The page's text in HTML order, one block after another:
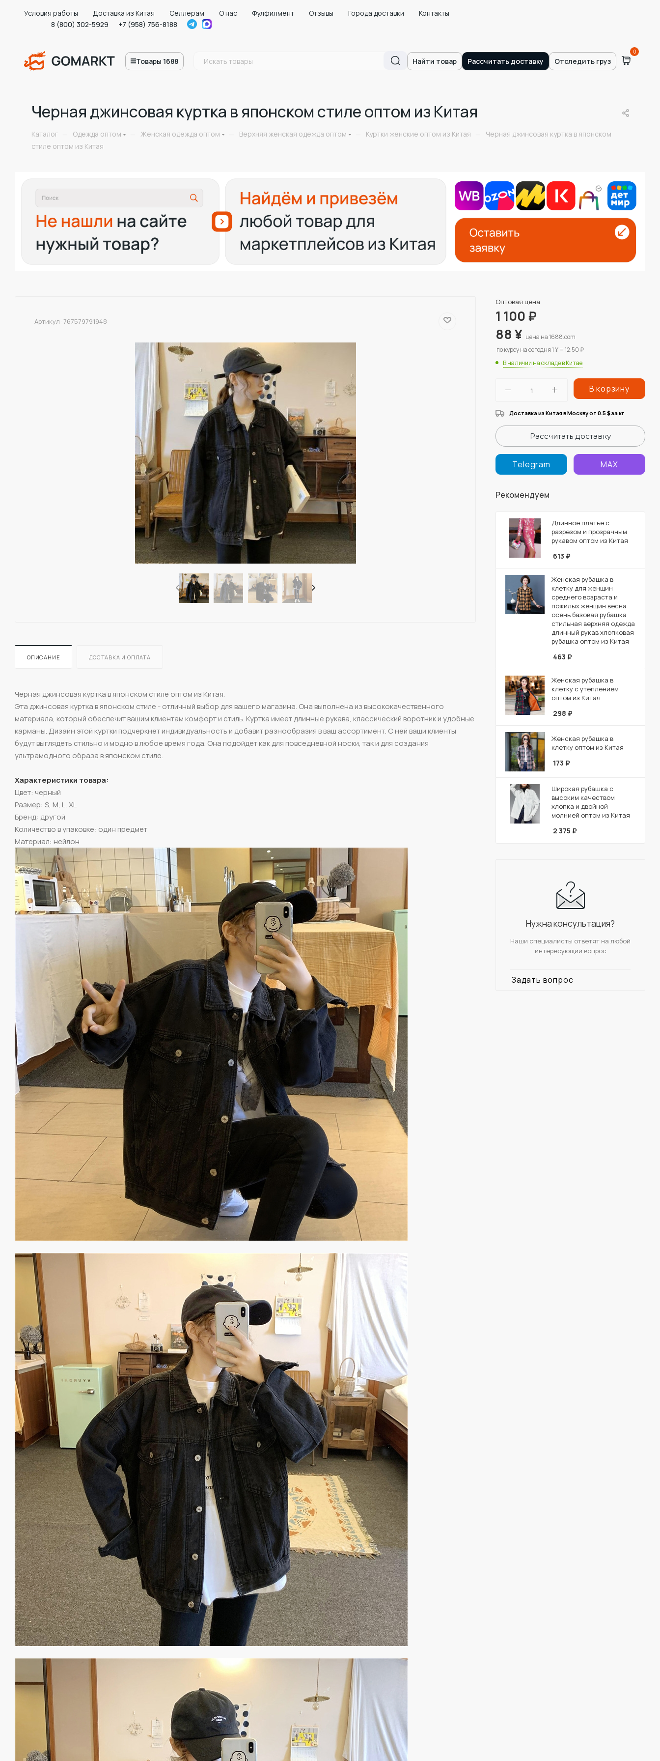
Условия работы Доставка из Китая Селлерам О нас Фулфилмент Отзывы Города доставки
Контакты
8 (800) 302-5929
+7 (958) 756-8188
Товары 1688 Найти товар Рассчитать доставку Отследить груз
0
Черная джинсовая куртка в японском стиле оптом из Китая
Каталог — Одежда оптом — Женская одежда оптом — Верхняя женская одежда оптом — Куртки женские оптом из Китая —
Черная джинсовая куртка в японском
стиле оптом из Китая
Артикул: 767579791948
ОПИСАНИЕ ДОСТАВКА И ОПЛАТА
Черная джинсовая куртка в японском стиле оптом из Китая.
Эта джинсовая куртка в японском стиле - отличный выбор для вашего магазина. Она выполнена из высококачественного
материала, который обеспечит вашим клиентам комфорт и стиль. Куртка имеет длинные рукава, классический воротник и удобные
карманы. Дизайн этой куртки подчеркнет индивидуальность и добавит разнообразия в ваш ассортимент. С ней ваши клиенты
будут выглядеть стильно и модно в любое время года. Она подойдет как для повседневной носки, так и для создания
ультрамодного образа в японском стиле.
Характеристики товара:
Цвет: черный
Размер: S, M, L, XL
Бренд: другой
Количество в упаковке: один предмет
Материал: нейлон
Оптовая цена
1 100₽
88¥ цена на 1688.com
по курсу на сегодня 1 ¥ = 12.50 ₽
В наличии на складе в Китае
В корзину
Доставка из Китая в Москву от 0.5 $за кг
Рассчитать доставку
Telegram MAX
Рекомендуем
Длинное платье с
разрезом и прозрачным
рукавом оптом из Китая
613 ₽
Женская рубашка в
клетку для женщин
среднего возраста и
пожилых женщин весна
осень базовая рубашка
стильная верхняя одежда
длинный рукав хлопковая
рубашка оптом из Китая
463 ₽
Женская рубашка в
клетку с утеплением
оптом из Китая
298 ₽
Женская рубашка в
клетку оптом из Китая
173 ₽
Широкая рубашка с
высоким качеством
хлопка и двойной
молнией оптом из Китая
2 375 ₽
Нужна консультация?
Наши специалисты ответят на любой
интересующий вопрос
Задать вопрос